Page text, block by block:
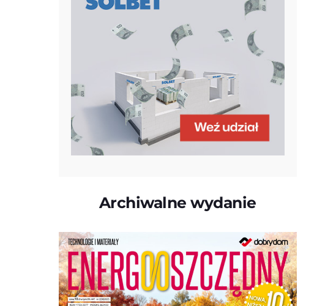
Archiwalne wydanie